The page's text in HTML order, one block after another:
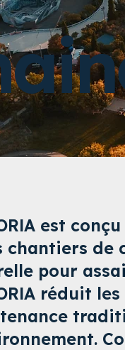
est
chantiers de
pour
réduit